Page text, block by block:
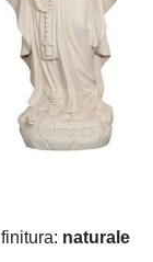
finitura: naturale